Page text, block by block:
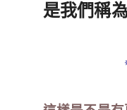
是我們稱